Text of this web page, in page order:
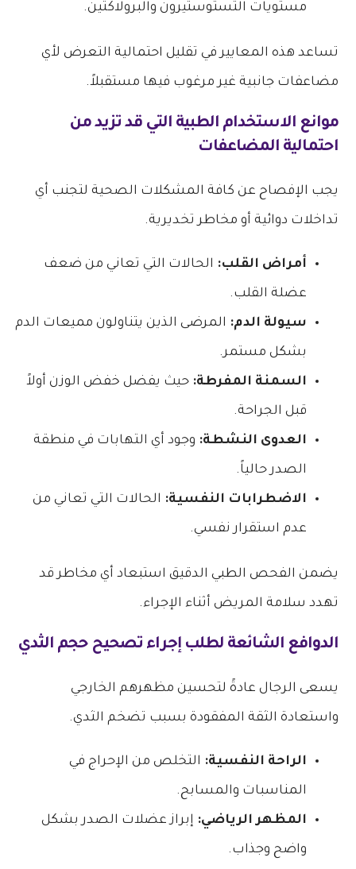
مستويات التستوستيرون والبرولاكتين.
تساعد هذه المعايير في تقليل احتمالية التعرض لأي
مضاعفات جانبية غير مرغوب فيها مستقبلاً.
موانع الاستخدام الطبية التي قد تزيد من
احتمالية المضاعفات
يجب الإفصاح عن كافة المشكلات الصحية لتجنب أي
تداخلات دوائية أو مخاطر تخديرية.
أمراض القلب: الحالات التي تعاني من ضعف
عضلة القلب.
سيولة الدم: المرضى الذين يتناولون مميعات الدم
بشكل مستمر.
السمنة المفرطة: حيث يفضل خفض الوزن أولاً
قبل الجراحة.
العدوى النشطة: وجود أي التهابات في منطقة
الصدر حالياً.
الاضطرابات النفسية: الحالات التي تعاني من
عدم استقرار نفسي.
يضمن الفحص الطبي الدقيق استبعاد أي مخاطر قد
تهدد سلامة المريض أثناء الإجراء.
الدوافع الشائعة لطلب إجراء تصحيح حجم الثدي
يسعى الرجال عادةً لتحسين مظهرهم الخارجي
واستعادة الثقة المفقودة بسبب تضخم الثدي.
الراحة النفسية: التخلص من الإحراج في
المناسبات والمسابح.
المظهر الرياضي: إبراز عضلات الصدر بشكل
واضح وجذاب.